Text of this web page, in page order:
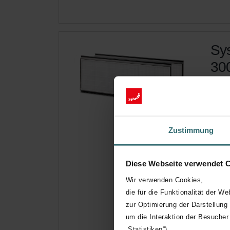
Zustimmung
Diese Webseite verwendet
Wir verwenden Cookies,
die für die Funktionalität der
zur Optimierung der Darstellung
um die Interaktion der